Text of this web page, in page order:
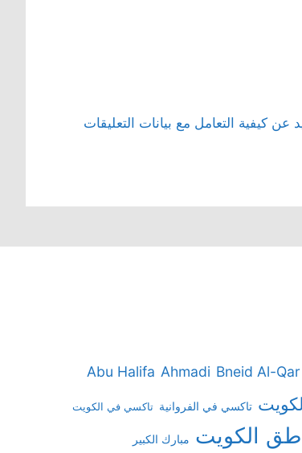
عن كيفية التعامل مع بيانات التعليقات
Abu Halifa Ahmadi Bneid Al-Qar
تاكسي في الفروانية تاكسي في الكويت
الكويت مبارك الكبير